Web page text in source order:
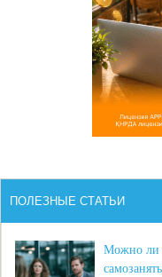
ПОЛЕЗНЫЕ СТАТЬИ
Можно ли